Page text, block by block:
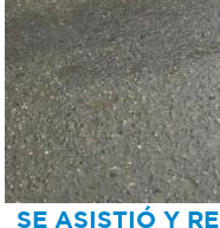
SE ASISTIÓ Y